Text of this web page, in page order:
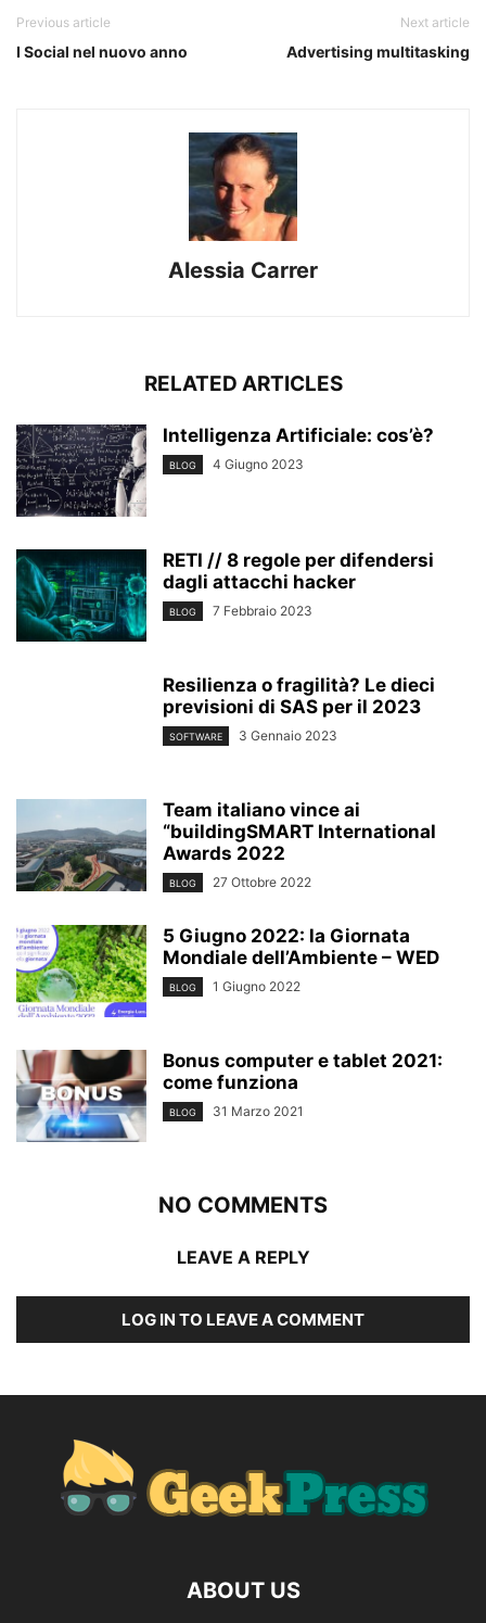
Previous article
I Social nel nuovo anno
Next article
Advertising multitasking
Alessia Carrer
RELATED ARTICLES
Intelligenza Artificiale: cos’è?
BLOG 4 Giugno 2023
RETI // 8 regole per difendersi
dagli attacchi hacker
BLOG 7 Febbraio 2023
Resilienza o fragilità? Le dieci
previsioni di SAS per il 2023
SOFTWARE 3 Gennaio 2023
Team italiano vince ai
“buildingSMART International
Awards 2022
BLOG 27 Ottobre 2022
5 Giugno 2022: la Giornata
Mondiale dell’Ambiente – WED
BLOG 1 Giugno 2022
Bonus computer e tablet 2021:
come funziona
BLOG 31 Marzo 2021
NO COMMENTS
LEAVE A REPLY
LOG IN TO LEAVE A COMMENT
ABOUT US